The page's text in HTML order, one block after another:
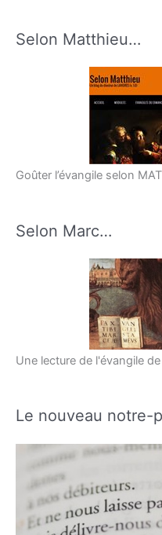
Selon Matthieu…
Goûter l’évangile selon
Selon Marc…
Une lecture de l'évangile
Le nouveau notre-